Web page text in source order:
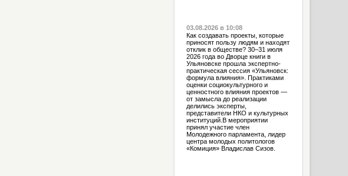
03.08.2026 в 10:08
Как создавать проекты, которые
приносят пользу людям и находят
отклик в обществе? 30–31 июля
2026 года во Дворце книги в
Ульяновске прошла экспертно-
практическая сессия «Ульяновск:
формула влияния». Практиками
оценки социокультурного и
ценностного влияния проектов —
от замысла до реализации
делились эксперты,
представители НКО и культурных
институций.В мероприятии
принял участие член
Молодежного парламента, лидер
центра молодых политологов
«Комиция» Владислав Сизов.